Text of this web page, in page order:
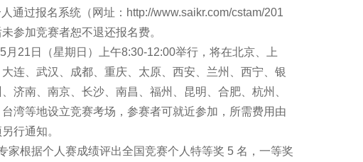
通过报名系统（网址：http://www.saikr.com/cstam/201
参加竞赛者恕不退还报名费。
月21日（星期日）上午8:30-12:00举行，将在北京、上
连、武汉、成都、重庆、太原、西安、兰州、西宁、银
济南、南京、长沙、南昌、福州、昆明、合肥、杭州、
湾等地设立竞赛考场，参赛者可就近参加，所需费用由
行通知。
家根据个人赛成绩评出全国竞赛个人特等奖 5 名，一等奖